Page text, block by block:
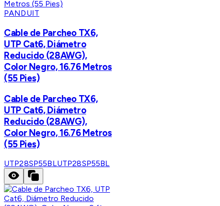
PANDUIT
Cable de Parcheo TX6,
UTP Cat6, Diámetro
Reducido (28AWG),
Color Negro, 16.76 Metros
(55 Pies)
Cable de Parcheo TX6,
UTP Cat6, Diámetro
Reducido (28AWG),
Color Negro, 16.76 Metros
(55 Pies)
UTP28SP55BLUTP28SP55BL